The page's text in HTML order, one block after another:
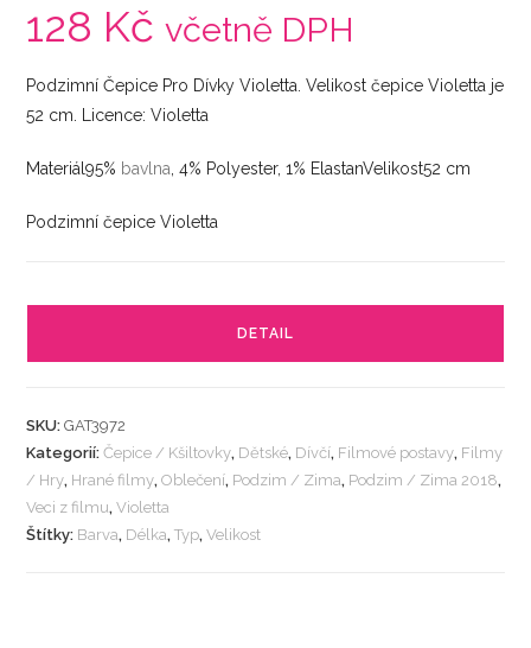
128 Kč včetně DPH
Podzimní Čepice Pro Dívky Violetta. Velikost čepice Violetta je
52 cm. Licence: Violetta
Materiál95% bavlna , 4% Polyester, 1% ElastanVelikost52 cm
Podzimní čepice Violetta
DETAIL
SKU:GAT3972
Kategorií:Čepice / Kšiltovky, Dětské, Dívčí, Filmové postavy, Filmy
/ Hry, Hrané filmy,Oblečení, Podzim / Zima, Podzim / Zima 2018,
Veci z filmu,Violetta
Štítky: Barva, Délka,Typ,Velikost